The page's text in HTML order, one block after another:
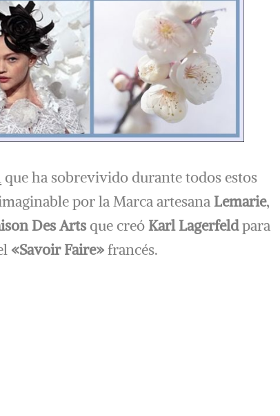
que ha sobrevivido durante todos estos
por la Marca artesana Lemarie,
Des Arts que creóKarl Lagerfeldpara
«Savoir Faire»francés.